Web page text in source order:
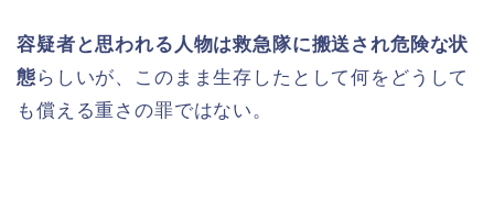
容疑者と思われる人物は救急隊に搬送され危険な状
態 らしいが、このまま生存したとして何をどうして
も償える重さの罪ではない。